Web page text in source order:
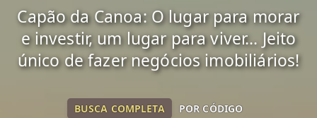
Capão da Canoa: O lugar para morar
e investir, um lugar para viver... Jeito
único de fazer negócios imobiliários!
BUSCA COMPLETA POR CÓDIGO